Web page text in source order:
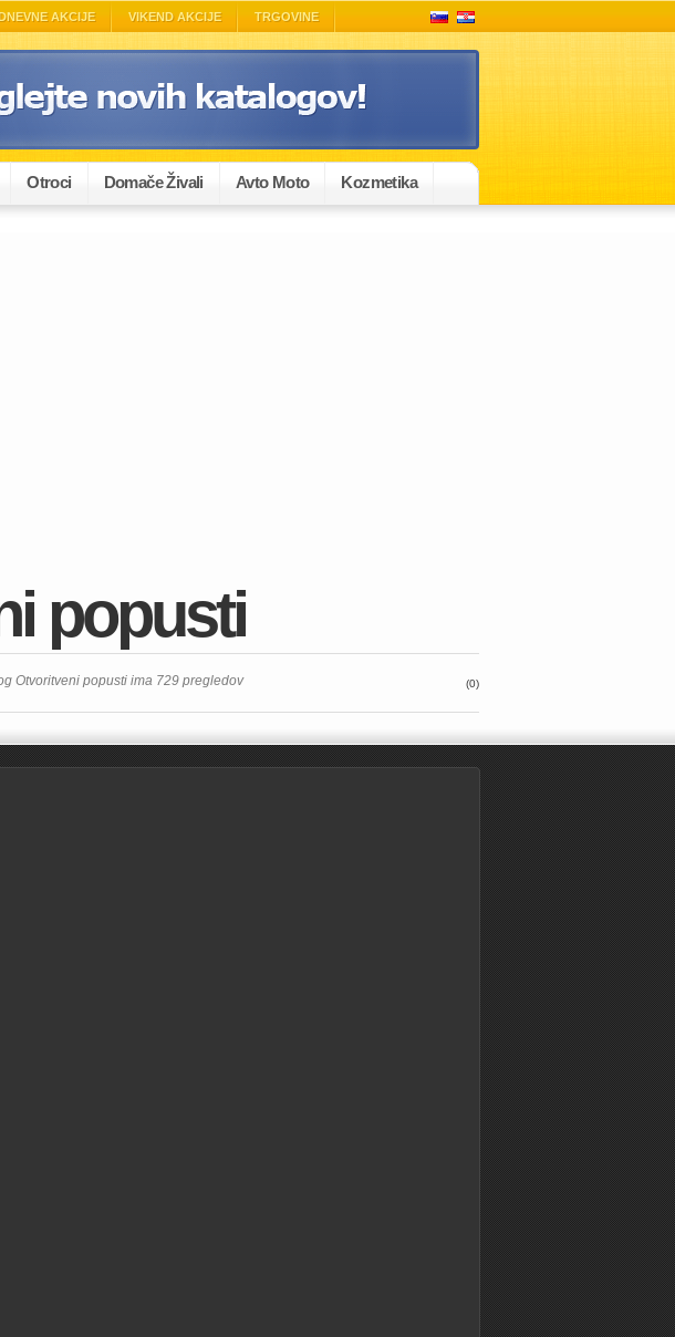
AKCIJE VIKEND AKCIJE TRGOVINE
Otroci Domače Živali Avto Moto Kozmetika
popusti
Otvoritveni popusti ima 729 pregledov (0)